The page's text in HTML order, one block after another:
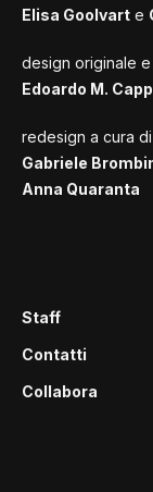
Elisa Goolvart e
design originale
Edoardo M.
redesign a cura di
Gabriele
Anna Quaranta
Staff
Contatti
Collabora